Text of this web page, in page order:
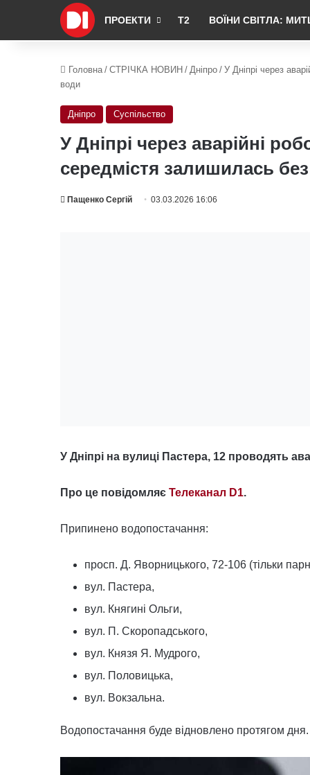
ПРОЕКТИ Т2 ВОЇНИ СВІТЛА:
Головна / СТРІЧКА НОВИН / Дніпро / У Дніпрі через
води
Дніпро Суспільство
У Дніпрі через аварійні
середмістя залишилась
Пащенко Сергій 03.03.2026 16:06
У Дніпрі на вулиці Пастера, 12 проводять
Про це повідомляє Телеканал D1.
Припинено водопостачання:
просп. Д. Яворницького, 72-106 (тільки
вул. Пастера,
вул. Княгині Ольги,
вул. П. Скоропадського,
вул. Князя Я. Мудрого,
вул. Половицька,
вул. Вокзальна.
Водопостачання буде відновлено протягом дня.